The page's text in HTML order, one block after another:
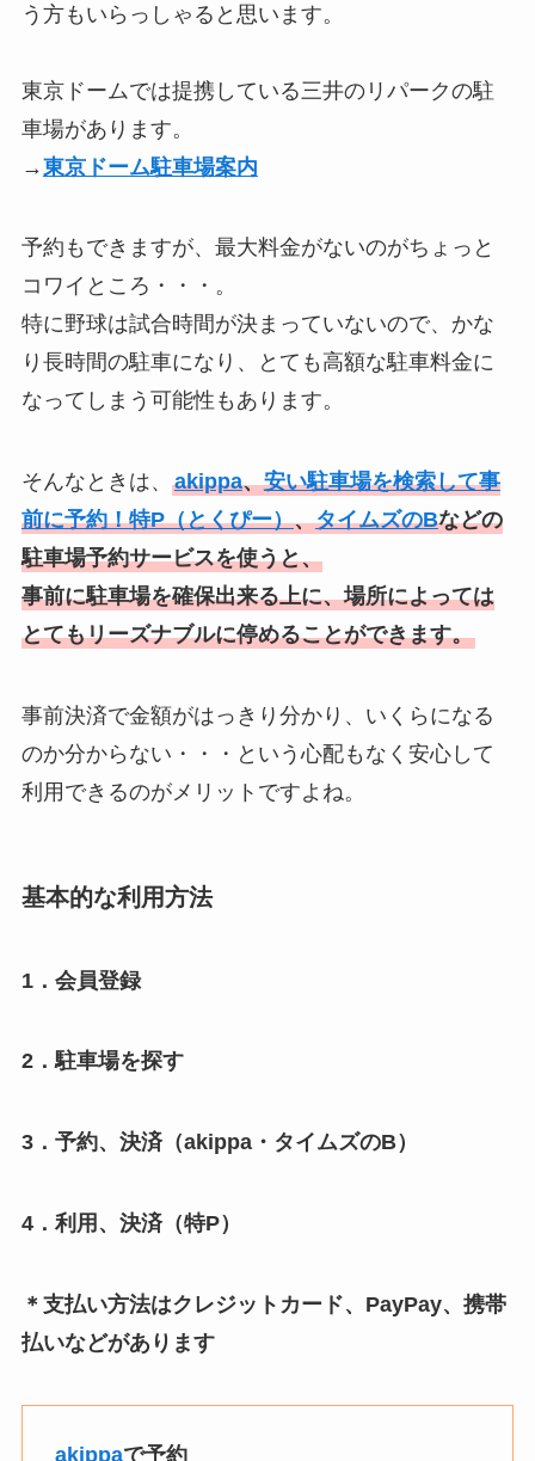
う方もいらっしゃると思います。
東京ドームでは提携している三井のリパークの駐
車場があります。
→東京ドーム駐車場案内
予約もできますが、最大料金がないのがちょっと
コワイところ・・・。
特に野球は試合時間が決まっていないので、かな
り長時間の駐車になり、とても高額な駐車料金に
なってしまう可能性もあります。
そんなときは、 akippa、安い駐車場を検索して事
前に予約！特P（とくぴー）、タイムズのBなどの
駐車場予約サービスを使うと、
事前に駐車場を確保出来る上に、場所によっては
とてもリーズナブルに停めることができます。
事前決済で金額がはっきり分かり、いくらになる
のか分からない・・・という心配もなく安心して
利用できるのがメリットですよね。
基本的な利用方法
1．会員登録
2．駐車場を探す
3．予約、決済（akippa・タイムズのB）
4．利用、決済（特P）
＊支払い方法はクレジットカード、PayPay、携帯
払いなどがあります
akippaで予約